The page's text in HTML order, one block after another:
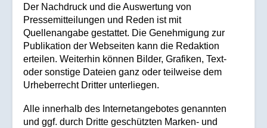
Der Nachdruck und die Auswertung von
Pressemitteilungen und Reden ist mit
Quellenangabe gestattet. Die Genehmigung zur
Publikation der Webseiten kann die Redaktion
erteilen. Weiterhin können Bilder, Grafiken, Text-
oder sonstige Dateien ganz oder teilweise dem
Urheberrecht Dritter unterliegen.
Alle innerhalb des Internetangebotes genannten
und ggf. durch Dritte geschützten Marken- und